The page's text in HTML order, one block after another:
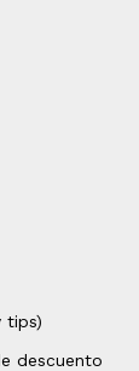
tips)
descuento